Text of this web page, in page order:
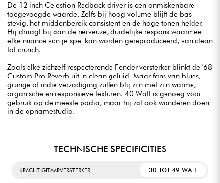
De 12 inch Celestion Redback driver is een onmiskenbare
toegevoegde waarde. Zelfs bij hoog volume blijft de bas
stevig, het middenbereik consistent en de hoge tonen helder.
Hij draagt bij aan de nerveuze, duidelijke respons waarmee
elke nuance van je spel kan worden gereproduceerd, van clean
tot crunch.
Zoals elke zichzelf respecterende Fender versterker blinkt de '68
Custom Pro Reverb uit in clean geluid. Maar fans van blues,
grunge of indie verzadiging zullen blij zijn met zijn warme,
organische en responsieve texturen. 40 Watt is genoeg voor
gebruik op de meeste podia, maar hij zal ook wonderen doen
in de opnamestudio.
TECHNISCHE SPECIFICITIES
KRACHT GITAARVERSTERKER 30 TOT 49 WATT